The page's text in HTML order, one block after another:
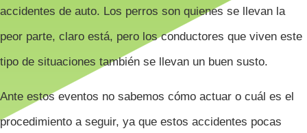
accidentes de auto. Los perros son quienes se llevan la
peor parte, claro está, pero los conductores que viven este
tipo de situaciones también se llevan un buen susto.
Ante estos eventos no sabemos cómo actuar o cuál es el
procedimiento a seguir, ya que estos accidentes pocas